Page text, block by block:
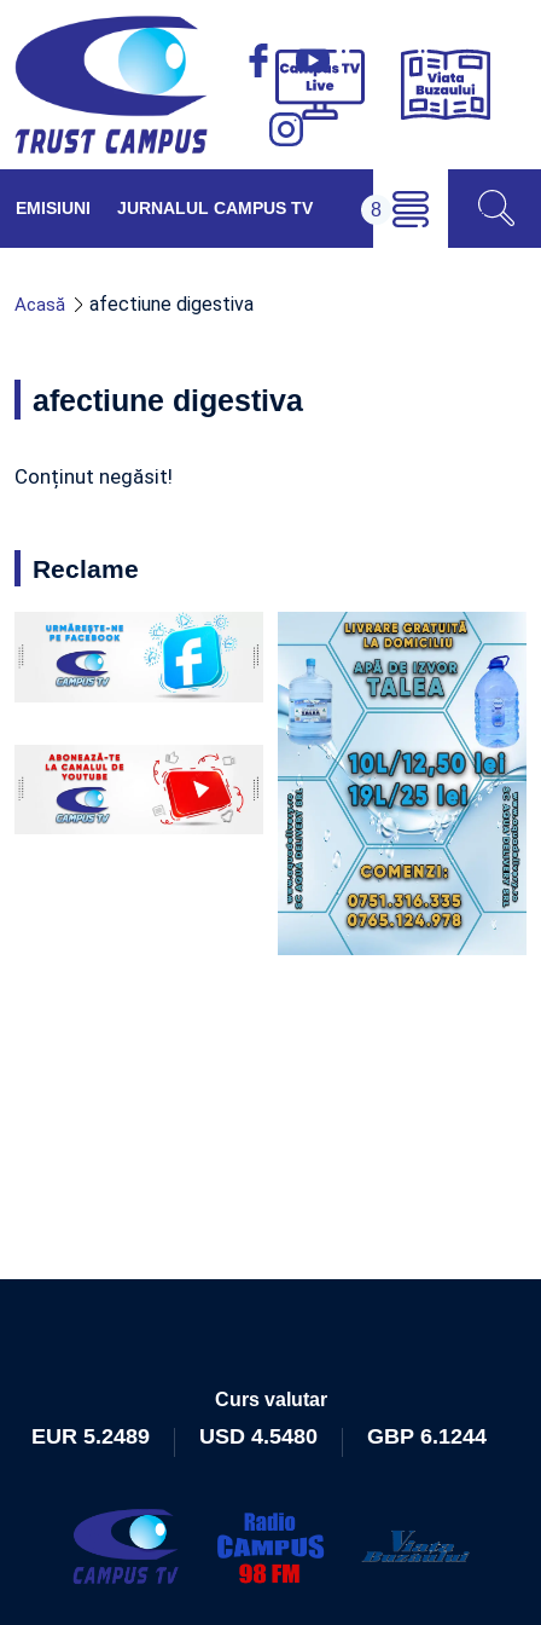
Campus
Viața
EMISIUNI JURNALUL CAMPUS TV
Acasă afectiune digestiva
afectiune digestiva
Conținut negăsit!
Reclame
Curs valutar
EUR 5.2489 USD 4.5480 GBP 6.1244